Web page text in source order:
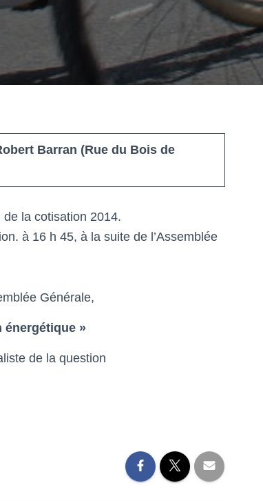
Barran (Rue du Bois de
la cotisation 2014.
à 16 h 45, à la suite de l’Assemblée
Générale,
énergétique »
de la question